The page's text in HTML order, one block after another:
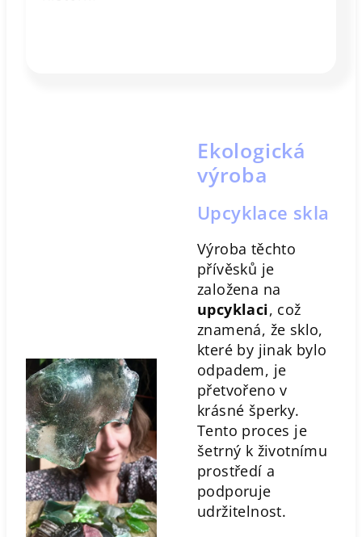
Ekologická
výroba
Upcyklace skla
Výroba těchto
přívěsků je
založena na
upcyklaci, což
znamená, že sklo,
které by jinak bylo
odpadem, je
přetvořeno v
krásné šperky.
Tento proces je
šetrný k životnímu
prostředí a
podporuje
udržitelnost.